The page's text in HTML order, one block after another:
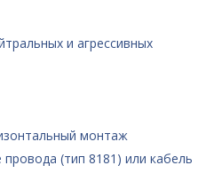
и агрессивных
монтаж
(тип 8181) или кабель